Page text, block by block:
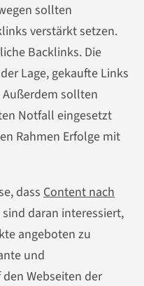
sollten
verstärkt setzen.
Backlinks. Die
Lage, gekaufte Links
sollten
Notfall eingesetzt
Rahmen Erfolge mit
dass Content nach
sind daran interessiert,
angeboten zu
und
Webseiten der